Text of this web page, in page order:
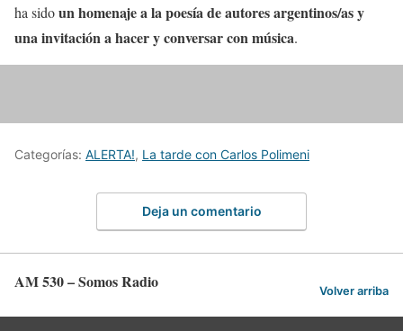
ha sidoun homenaje a la poesía de autores argentinos/as y
una invitación a hacer y conversar con música.
Categorías: ALERTA!, La tarde con Carlos Polimeni
Deja un comentario
AM 530 – Somos Radio Volver arriba